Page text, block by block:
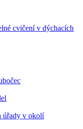
cvičení v dýchacích
úřady v okolí